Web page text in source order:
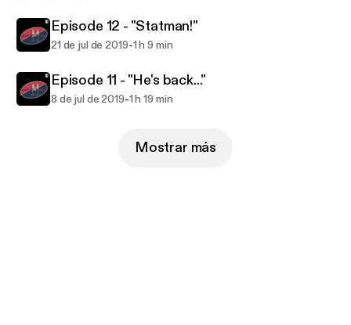
Episode 12 - "Statman!"
21 de jul de 2019-1 h 9 min
Episode 11 - "He's back..."
8 de jul de 2019-1 h 19 min
Mostrar más